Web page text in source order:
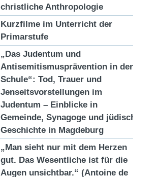
christliche Anthropologie
Kurzfilme im Unterricht der
Primarstufe
„Das Judentum und
Antisemitismusprävention in der
Schule“: Tod, Trauer und
Jenseitsvorstellungen im
Judentum – Einblicke in
Gemeinde, Synagoge und jüdische
Geschichte in Magdeburg
„Man sieht nur mit dem Herzen
gut. Das Wesentliche ist für die
Augen unsichtbar.“ (Antoine de